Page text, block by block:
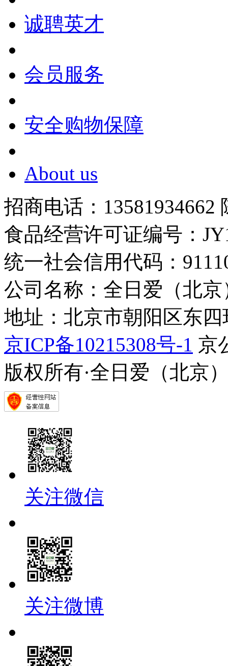
诚聘英才
会员服务
安全购物保障
About us
招商电话：13581934662
食品经营许可证编号：
统一社会信用代码：
公司名称：全日爱（北
地址：北京市朝阳区东
京ICP备10215308号-1 京
版权所有·全日爱（北京
关注微信
关注微博